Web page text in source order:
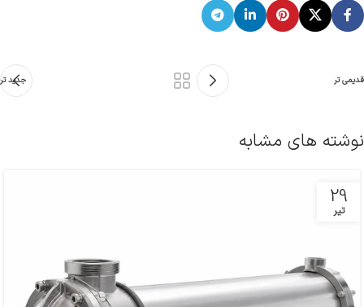
جدید تر قدیمی تر
نوشته های مشابه
29
تیر